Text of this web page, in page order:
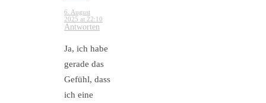
6. August
2025 at 22:10
Antworten
Ja, ich habe
gerade das
Gefühl, dass
ich eine